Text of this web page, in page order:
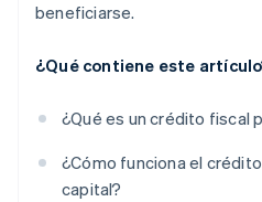
beneficiarse.
¿Qué contiene este
¿Qué es un crédito fiscal
¿Cómo funciona el
capital?